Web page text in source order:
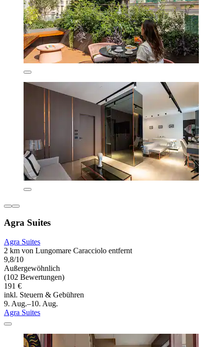
Agra Suites
Agra Suites
2 km von Lungomare Caracciolo entfernt
9,8/10
Außergewöhnlich
(102 Bewertungen)
191 €
inkl. Steuern & Gebühren
9. Aug.–10. Aug.
Agra Suites